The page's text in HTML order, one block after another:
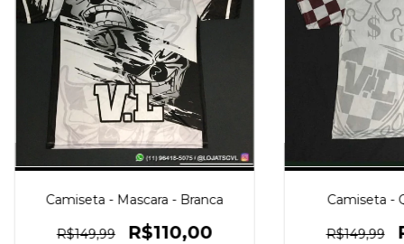
Camiseta - Mascara - Branca
R$149,99 R$110,00
Camiseta -
R$149,99